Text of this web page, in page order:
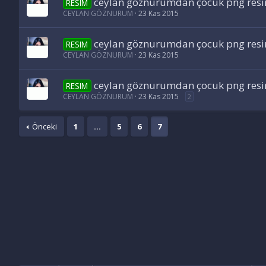
RESIM
CEYLAN GÖZNURUM 23 Kas 2015
RESIM ceylan göznurumdan çocuk png
CEYLAN GÖZNURUM 23 Kas 2015
RESIM ceylan göznurumdan çocuk png
CEYLAN GÖZNURUM 23 Kas 2015 2
Önceki 1 … 5 6 7